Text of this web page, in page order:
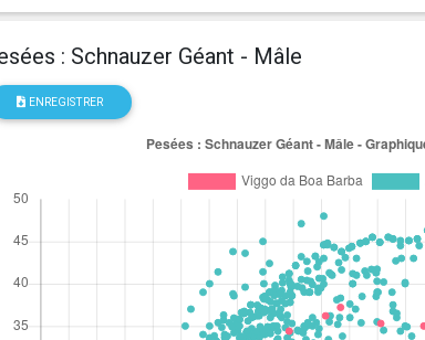
an(s), 4 mois et 6 jour(s)
0 an(s), 3 mois et 29 jour(s) 18.2 kg
0 an(s), 3 mois et 22 jour(s)
16.6 kg
0 an(s), 3 mois et 16 jour(s) 15.7 kg
: Schnauzer Géant - Mâle
ENREGISTRER